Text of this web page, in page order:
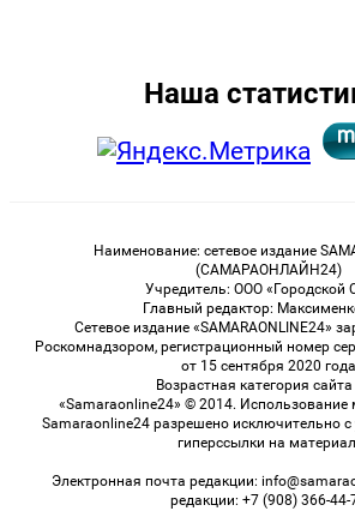
Наша
Наименование: сетевое издание
(САМАРАОНЛАЙН24)
Учредитель: ООО «Городской
Главный редактор:
Сетевое издание «SAMARAONLINE24»
Роскомнадзором, регистрационный номер
от 15 сентября 2020 года
Возрастная категория
«Samaraonline24» © 2014. Использование
Samaraonline24 разрешено исключительно с
гиперссылки на
Электронная почта редакции:
редакции: +7 (908) 366-44-